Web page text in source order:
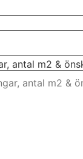
antal m2 &